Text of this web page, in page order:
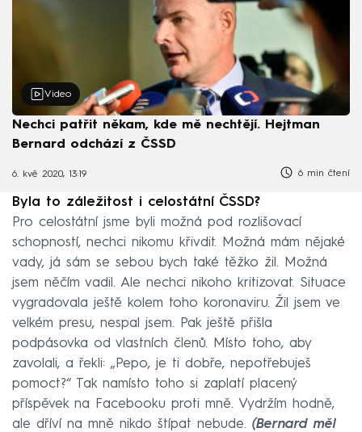
Video
Nechci patřit někam, kde mě nechtějí. Hejtman
Bernard odchází z ČSSD
6. kvě 2020, 13:19 6 min čtení
Byla to záležitost i celostátní ČSSD?
Pro celostátní jsme byli možná pod rozlišovací
schopností, nechci nikomu křivdit. Možná mám nějaké
vady, já sám se sebou bych také těžko žil. Možná
jsem něčím vadil. Ale nechci nikoho kritizovat. Situace
vygradovala ještě kolem toho koronaviru. Žil jsem ve
velkém presu, nespal jsem. Pak ještě přišla
podpásovka od vlastních členů. Místo toho, aby
zavolali, a řekli: „Pepo, je ti dobře, nepotřebuješ
pomoct?“ Tak namísto toho si zaplatí placený
příspěvek na Facebooku proti mně. Vydržím hodně,
ale dříví na mně nikdo štípat nebude. (Bernard měl